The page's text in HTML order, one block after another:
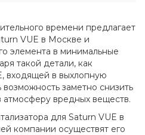
времени предлагает
VUE в Москве и
элемента в минимальные
такой детали, как
входящей в выхлопную
заметно снизить
вредных веществ.
для Saturn VUE в
компании осуществят его